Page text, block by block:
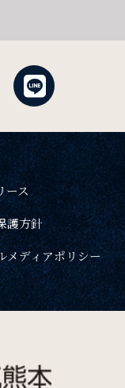
ース
護方針
メディアポリシー